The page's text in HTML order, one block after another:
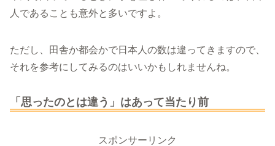
人であることも意外と多いですよ。
ただし、田舎か都会かで日本人の数は違ってきますので、
それを参考にしてみるのはいいかもしれませんね。
「思ったのとは違う」はあって当たり前
スポンサーリンク